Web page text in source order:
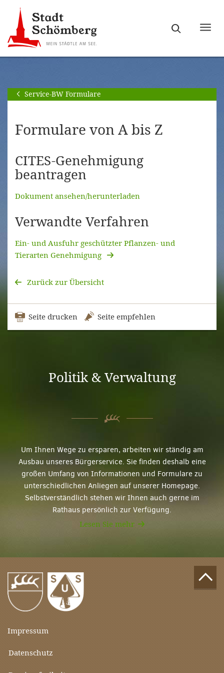
Hauptnavigation
springen
[Alt]+
Seiteninhalt
springen
[Alt]+
Service-BW Formulare
Formulare von A bis Z
CITES-Genehmigung
beantragen
Dokument ansehen/herunterladen
Verwandte Verfahren
Ein- und Ausfuhr geschützter Pflanzen- und
Tierarten Genehmigung
Zurück zur Übersicht
Seite drucken Seite empfehlen
Politik & Verwaltung
Um Ihnen Wege zu ersparen, arbeiten wir ständig am
Ausbau unseres Bürgerservice. Sie finden deshalb eine
großen Umfang von Informationen und Formulare zu
unterschiedlichen Anliegen auf unserer Homepage.
Selbstverständlich stehen wir Ihnen auch gerne im
Rathaus persönlich zur Verfügung.
Lesen Sie mehr
Impressum
Datenschutz